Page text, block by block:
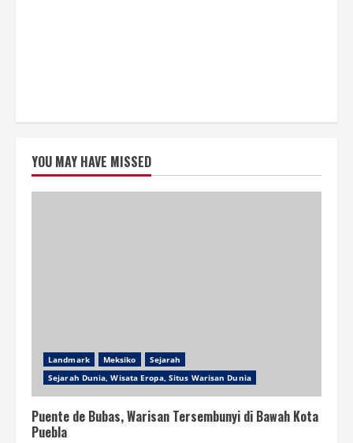
YOU MAY HAVE MISSED
Landmark Meksiko
Sejarah
Sejarah Dunia, Wisata Eropa, Situs Warisan Dunia
Puente de Bubas, Warisan Tersembunyi di Bawah Kota
Puebla